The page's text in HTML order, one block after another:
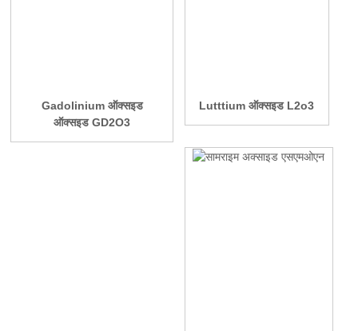
Gadolinium ऑक्सइड
ऑक्सइड GD2O3
Lutttium ऑक्सइड L2o3